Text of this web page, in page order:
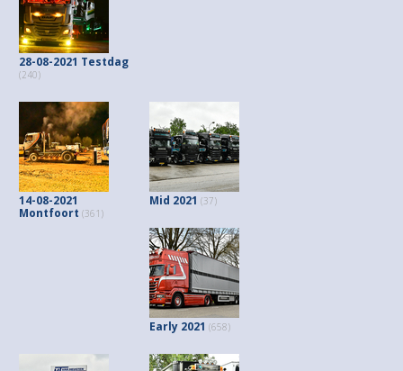
28-08-2021 Testdag
(240)
14-08-2021
Montfoort (361)
Mid 2021 (37)
Early 2021 (658)